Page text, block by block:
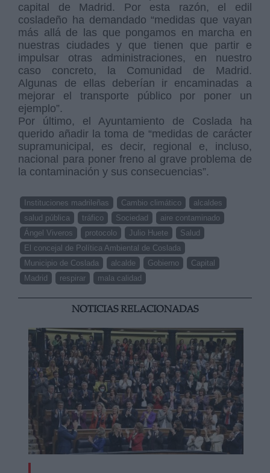
capital de Madrid. Por esta razón, el edil
cosladeño ha demandado “medidas que vayan
más allá de las que pongamos en marcha en
nuestras ciudades y que tienen que partir e
impulsar otras administraciones, en nuestro
caso concreto, la Comunidad de Madrid.
Algunas de ellas deberían ir encaminadas a
mejorar el transporte público por poner un
ejemplo”.
Por último, el Ayuntamiento de Coslada ha
querido añadir la toma de “medidas de carácter
supramunicipal, es decir, regional e, incluso,
nacional para poner freno al grave problema de
la contaminación y sus consecuencias”.
Instituciones madrileñas Cambio climático
alcaldes
salud pública
tráfico Sociedad
aire contaminado
Ángel Viveros
protocolo Julio Huete
Salud
El concejal de Política Ambiental de Coslada
Municipio de Coslada
alcalde Gobierno
Capital
Madrid
respirar mala calidad
NOTICIAS RELACIONADAS